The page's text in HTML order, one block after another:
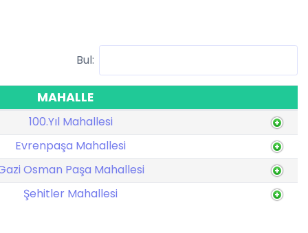
Bul:
MAHALLE
100.Yıl Mahallesi
Evrenpaşa Mahallesi
Osman Paşa Mahallesi
Şehitler Mahallesi